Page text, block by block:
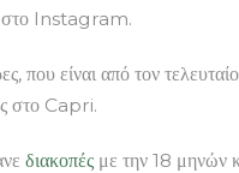
στο Instagram.
που είναι από τον
στο Capri.
διακοπές με την 18 μηνών